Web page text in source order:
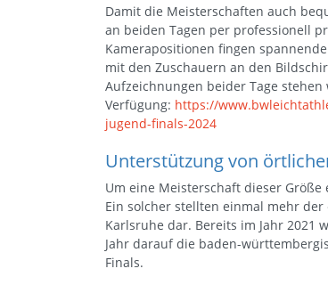
Damit die Meisterschaften auch
an beiden Tagen per professionell
Kamerapositionen fingen
mit den Zuschauern an den
Aufzeichnungen beider Tage
Verfügung: https://
jugend-finals-2024
Unterstützung von
Um eine Meisterschaft dieser
Ein solcher stellten einmal mehr der
Karlsruhe dar. Bereits im Jahr 2021
Jahr darauf die baden-
Finals.